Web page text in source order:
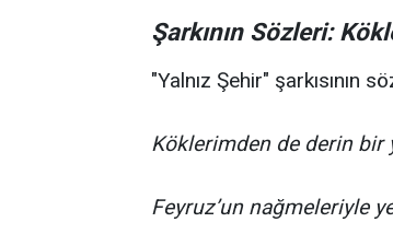
Şarkının Sözleri:
"Yalnız Şehir" şarkısının
Köklerimden de derin bir
Feyruz’un nağmeleriyle